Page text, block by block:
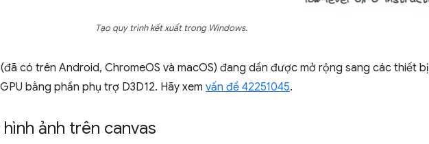
Tạo quy trình kết xuất trong Windows.
có trên Android, ChromeOS và macOS) đang dần được mở rộng sang các thiết bị
bằng phần phụ trợ D3D12. Hãy xem vấn đề 42251045.
ảnh trên canvas